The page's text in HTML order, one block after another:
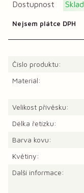
Dostupnost
Nejsem plátce DPH
Číslo produktu:
Materiál:
Velikost přívěsku:
Délka řetízku:
Barva kovu:
Květiny:
Další informace: